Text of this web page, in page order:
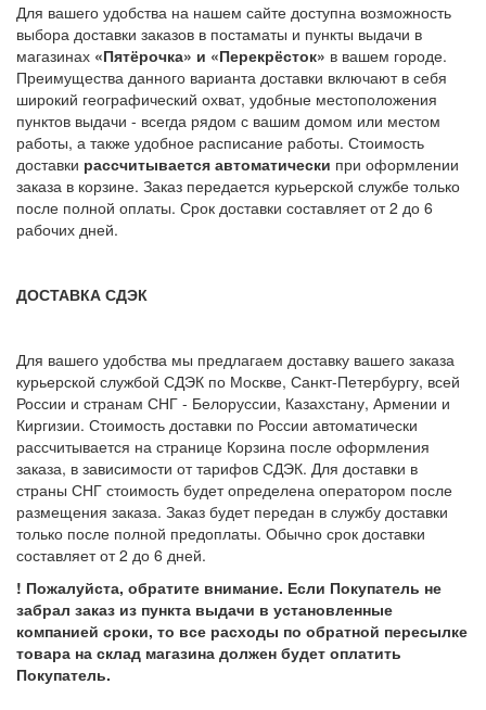
Для вашего удобства на нашем сайте доступна возможность
выбора доставки заказов в постаматы и пункты выдачи в
магазинах «Пятёрочка» и «Перекрёсток» в вашем городе.
Преимущества данного варианта доставки включают в себя
широкий географический охват, удобные местоположения
пунктов выдачи - всегда рядом с вашим домом или местом
работы, а также удобное расписание работы. Стоимость
доставки рассчитывается автоматически при оформлении
заказа в корзине. Заказ передается курьерской службе только
после полной оплаты. Срок доставки составляет от 2 до 6
рабочих дней.
ДОСТАВКА СДЭК
Для вашего удобства мы предлагаем доставку вашего заказа
курьерской службой СДЭК по Москве, Санкт-Петербургу, всей
России и странам СНГ - Белоруссии, Казахстану, Армении и
Киргизии. Стоимость доставки по России автоматически
рассчитывается на странице Корзина после оформления
заказа, в зависимости от тарифов СДЭК. Для доставки в
страны СНГ стоимость будет определена оператором после
размещения заказа. Заказ будет передан в службу доставки
только после полной предоплаты. Обычно срок доставки
составляет от 2 до 6 дней.
! Пожалуйста, обратите внимание. Если Покупатель не
забрал заказ из пункта выдачи в установленные
компанией сроки, то все расходы по обратной пересылке
товара на склад магазина должен будет оплатить
Покупатель.